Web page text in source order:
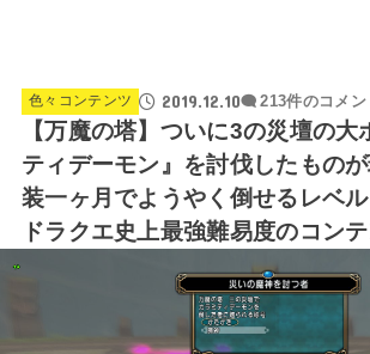
色々コンテンツ 2019.12.10 213件のコメン
【万魔の塔】ついに3の災壇の大
ティデーモン』を討伐したもの
装一ヶ月でようやく倒せるレベ
ドラクエ史上最強難易度のコン